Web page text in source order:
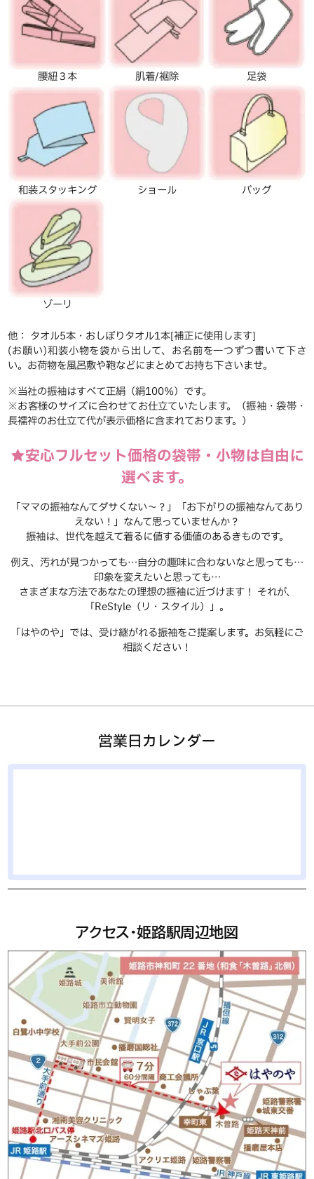
腰紐３本 肌着/裾除 足袋
和装スタッキング ショール バッグ
ゾーリ
他： タオル5本・おしぼりタオル1本[補正に使用します]
(お願い)和装小物を袋から出して、お名前を一つずつ書いて下さ
い。お荷物を風呂敷や鞄などにまとめてお持ち下さいませ。
※当社の振袖はすべて正絹（絹100％）です。
※お客様のサイズに合わせてお仕立ていたします。（振袖・袋帯・
長襦袢のお仕立て代が表示価格に含まれております。）
★安心フルセット価格の袋帯・小物は自由に
選べます。
「ママの振袖なんてダサくない～？」「お下がりの振袖なんてあり
えない！」なんて思っていませんか？
振袖は、世代を越えて着るに値する価値のあるきものです。
例え、汚れが見つかっても…自分の趣味に合わないなと思っても…
印象を変えたいと思っても…
さまざまな方法であなたの理想の振袖に近づけます！ それが、
「ReStyle（リ・スタイル）」。
「はやのや」では、受け継がれる振袖をご提案します。お気軽にご
相談ください！
営業日カレンダー
アクセス・姫路駅周辺地図